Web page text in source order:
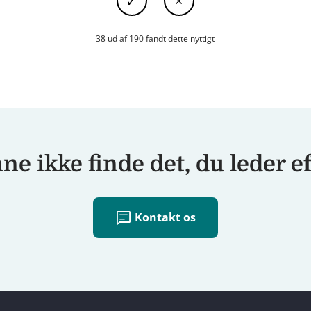
38 ud af 190 fandt dette nyttigt
ikke finde det, du leder
chat Kontakt os